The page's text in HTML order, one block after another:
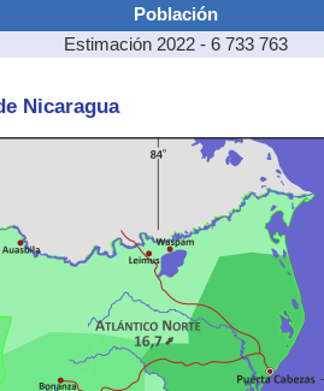
Población
Estimación 2022 - 6 733 763
Nicaragua